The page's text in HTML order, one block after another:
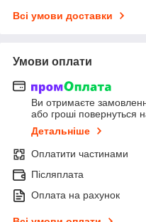
Всі умови доставки
Умови оплати
Ви отримаєте
або гроші повернуться
Детальніше
Оплатити частинами
Післяплата
Оплата на рахунок